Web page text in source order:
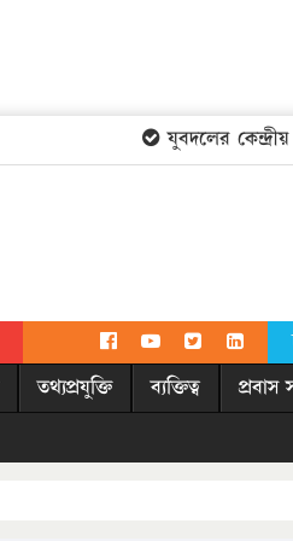
যুবদলের কেন্দ্রীয়
তথ্যপ্রযুক্তি ব্যক্তিত্ব প্রবাস